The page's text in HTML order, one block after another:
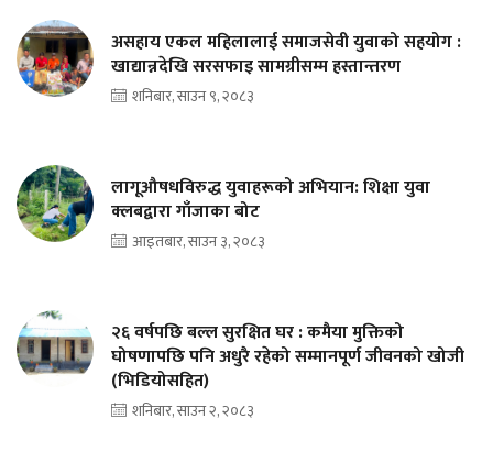
असहाय एकल महिलालाई समाजसेवी युवाको सहयोग :
खाद्यान्नदेखि सरसफाइ सामग्रीसम्म हस्तान्तरण
शनिबार, साउन ९, २०८३
लागूऔषधविरुद्ध युवाहरूको अभियान: शिक्षा युवा
क्लबद्वारा गाँजाका बोट
आइतबार, साउन ३, २०८३
२६ वर्षपछि बल्ल सुरक्षित घर : कमैया मुक्तिको
घोषणापछि पनि अधुरै रहेको सम्मानपूर्ण जीवनको खोजी
(भिडियोसहित)
शनिबार, साउन २, २०८३